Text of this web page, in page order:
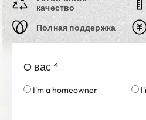
Полная поддержка